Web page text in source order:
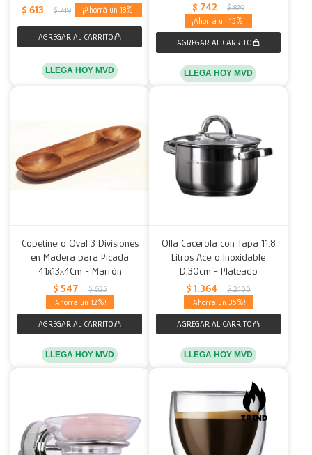
$ 613 $ 749 18
LLEGA HOY MVD
$ 742 $ 879
15
LLEGA HOY MVD
Copetinero Oval 3 Divisiones
en Madera para Picada
41x13x4Cm - Marrón
$ 547 $ 625
12
LLEGA HOY MVD
Olla Cacerola con Tapa 11.8
Litros Acero Inoxidable
D.30cm - Plateado
$ 1.364 $ 2.100
35
LLEGA HOY MVD